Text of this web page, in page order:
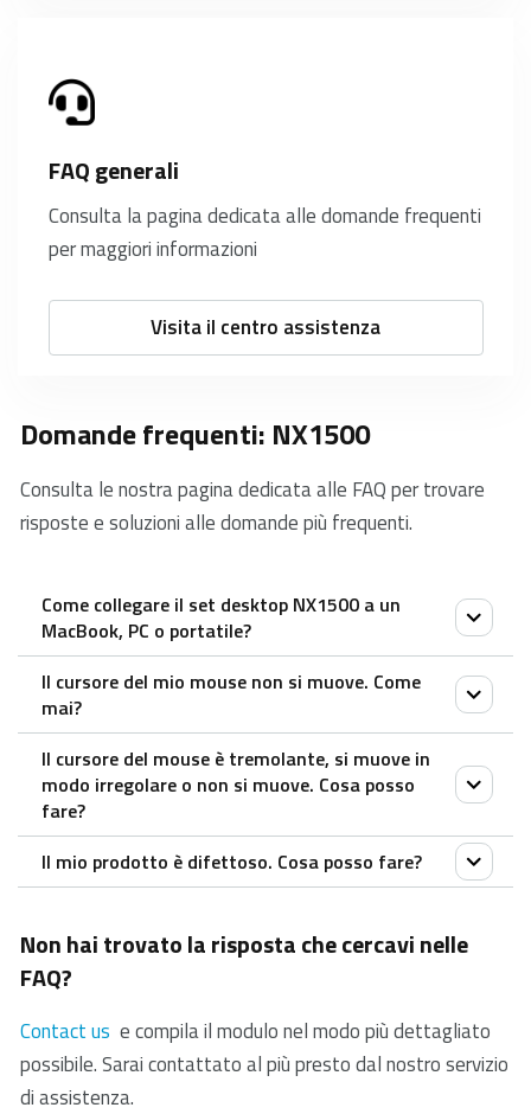
FAQ generali
Consulta la pagina dedicata alle domande frequenti
per maggiori informazioni
Visita il centro assistenza
Domande frequenti: NX1500
Consulta le nostra pagina dedicata alle FAQ per trovare
risposte e soluzioni alle domande più frequenti.
Come collegare il set desktop NX1500 a un
MacBook, PC o portatile?
Basta inserire il cavo dell’NX1500 in una porta USB
del PC o del portatile.
Il cursore del mio mouse non si muove. Come
mai?
1. Si prega di utilizzare il mouse sul tappetino per il
mouse.
2. Provate il mouse su un foglio di carta bianca per
controllare se la superficie speciale che usate causa
Il cursore del mouse è tremolante, si muove in
modo irregolare o non si muove. Cosa posso
fare?
1. Usate un mousepad o un pezzo di carta per
2. Provate a usare il mouse su una superficie diversa.
3. Pulire il sensore sul fondo del mouse con un panno
Il mio prodotto è difettoso. Cosa posso fare?
nostri prodotti. In caso di difetto, si prega di restituire
il prodotto al rivenditore con una chiara descrizione
del problema, la prova di acquisto e tutti gli
accessori. Durante il periodo di garanzia, riceverai un
prodotto sostitutivo dal rivenditore, se disponibile.
Non hai trovato la risposta che cercavi nelle
FAQ?
Contact us e compila il modulo nel modo più dettagliato
possibile. Sarai contattato al più presto dal nostro servizio
di assistenza.